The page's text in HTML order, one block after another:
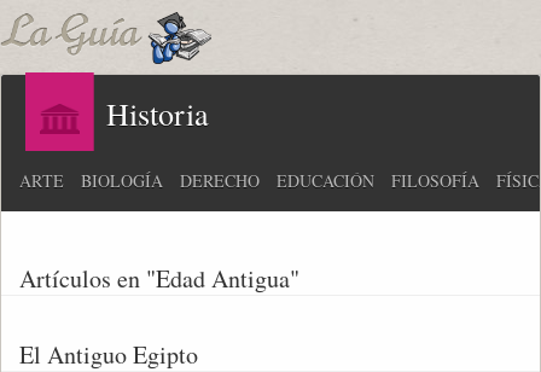
Historia
ARTE BIOLOGÍA DERECHO EDUCACIÓN FILOSOFÍA
Artículos en "Edad Antigua"
El Antiguo Egipto